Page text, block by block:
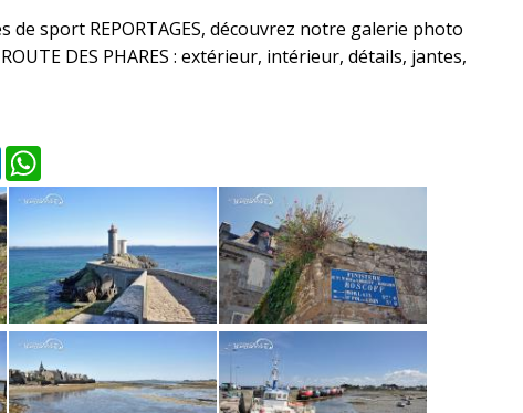
de sport REPORTAGES, découvrez notre galerie photo
DES PHARES : extérieur, intérieur, détails, jantes,
LinkedIn